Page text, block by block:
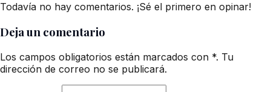
Todavía no hay comentarios. ¡Sé el primero en opinar!
Deja un comentario
Los campos obligatorios están marcados con *. Tu
dirección de correo no se publicará.